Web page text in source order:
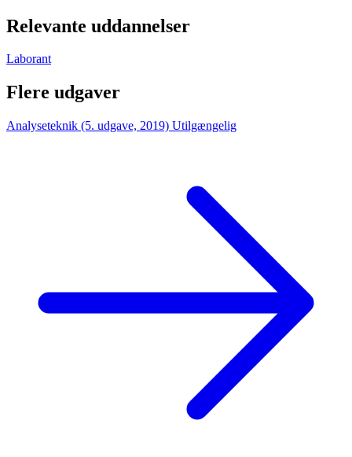
Relevante uddannelser
Laborant
Flere udgaver
Analyseteknik (5. udgave, 2019) Utilgængelig